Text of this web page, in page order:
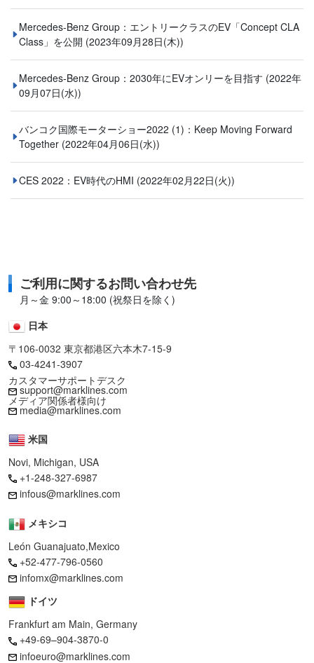
Mercedes-Benz Group：エントリークラスのEV「Concept CLA
Class」を公開 (2023年09月28日(木))
Mercedes-Benz Group：2030年にEVオンリーを目指す (2022年
09月07日(水))
バンコク国際モーターショー2022 (1)：Keep Moving Forward
Together (2022年04月06日(水))
CES 2022：EV時代のHMI (2022年02月22日(火))
ご利用に関するお問い合わせ先
月～金 9:00～18:00 (祝祭日を除く)
日本
〒106-0032 東京都港区六本木7-15-9
03-4241-3907
カスタマーサポートデスク
support@marklines.com
メディア関係者様向け
media@marklines.com
米国
Novi, Michigan, USA
+1-248-327-6987
infous@marklines.com
メキシコ
León Guanajuato,Mexico
+52-477-796-0560
infomx@marklines.com
ドイツ
Frankfurt am Main, Germany
+49-69–904-3870-0
infoeuro@marklines.com